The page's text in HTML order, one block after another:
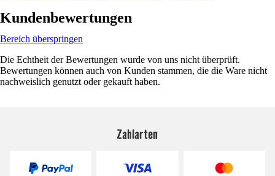
Kundenbewertungen
Bereich überspringen
Die Echtheit der Bewertungen wurde von uns nicht überprüft.
Bewertungen können auch von Kunden stammen, die die Ware nicht
nachweislich genutzt oder gekauft haben.
Zahlarten